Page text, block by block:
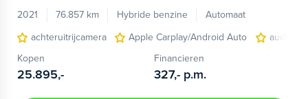
2021
76.857 km Hybride benzine
Automaat
achteruitrijcamera
Apple Carplay/Android Auto
audio
Kopen
25.895,-
Financieren
327,- p.m.